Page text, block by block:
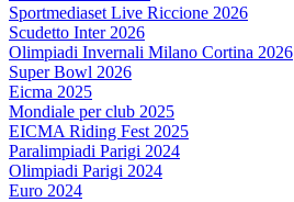
Sportmediaset Live Riccione 2026
Scudetto Inter 2026
Olimpiadi Invernali Milano Cortina 2026
Super Bowl 2026
Eicma 2025
Mondiale per club 2025
EICMA Riding Fest 2025
Paralimpiadi Parigi 2024
Olimpiadi Parigi 2024
Euro 2024